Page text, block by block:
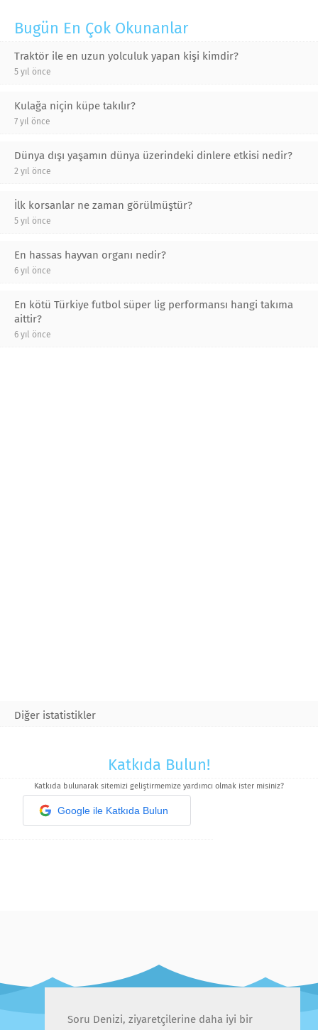
Bugün En Çok Okunanlar
Traktör ile en uzun yolculuk yapan kişi kimdir?
5 yıl önce
Kulağa niçin küpe takılır?
7 yıl önce
Dünya dışı yaşamın dünya üzerindeki dinlere etkisi nedir?
2 yıl önce
İlk korsanlar ne zaman görülmüştür?
5 yıl önce
En hassas hayvan organı nedir?
6 yıl önce
En kötü Türkiye futbol süper lig performansı hangi takıma
aittir?
6 yıl önce
Diğer istatistikler
Katkıda Bulun!
Katkıda bulunarak sitemizi geliştirmemize yardımcı olmak ister misiniz?
Google ile Katkıda Bulun
Soru Denizi, ziyaretçilerine daha iyi bir